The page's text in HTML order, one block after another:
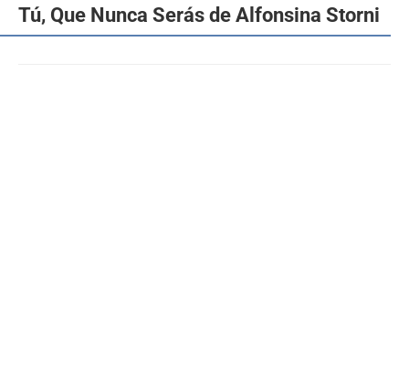
Tú, Que Nunca Serás de Alfonsina Storni